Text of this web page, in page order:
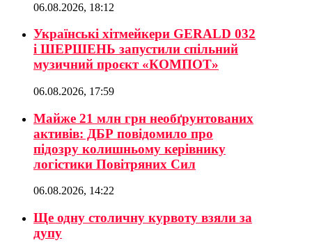
06.08.2026, 18:12
Українські хітмейкери GERALD 032
і ШЕРШЕНЬ запустили спільний
музичний проєкт «КОМПОТ»
06.08.2026, 17:59
Майже 21 млн грн необґрунтованих
активів: ДБР повідомило про
підозру колишньому керівнику
логістики Повітряних Сил
06.08.2026, 14:22
Ще одну столичну курвоту взяли за
дупу